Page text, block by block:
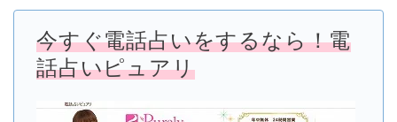
今すぐ電話占いをするなら！電
話占いピュアリ